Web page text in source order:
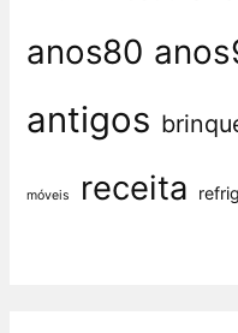
anos80
antigos
móveis receita